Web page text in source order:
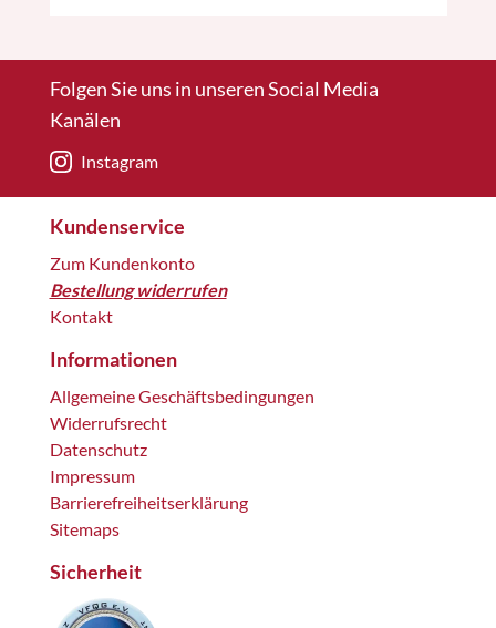
Folgen Sie uns in unseren Social Media
Kanälen
Instagram
Kundenservice
Zum Kundenkonto
Bestellung widerrufen
Kontakt
Informationen
Allgemeine Geschäftsbedingungen
Widerrufsrecht
Datenschutz
Impressum
Barrierefreiheitserklärung
Sitemaps
Sicherheit